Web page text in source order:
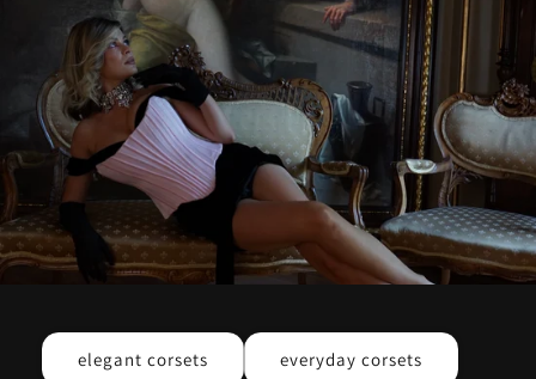
elegant corsets everyday corsets